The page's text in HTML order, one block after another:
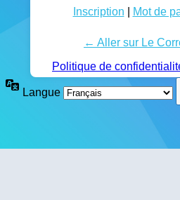
Inscription Mot de
← Aller sur Le
Politique de
Langue